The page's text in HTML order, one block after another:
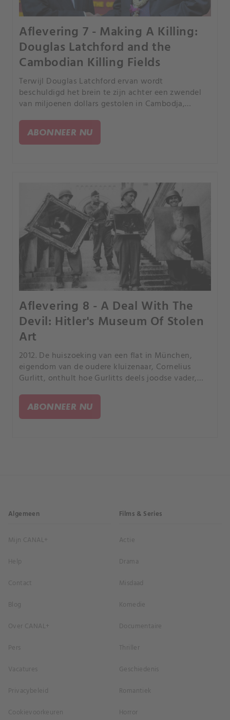
Aflevering 7 - Making A Killing:
Douglas Latchford and the
Cambodian Killing Fields
Terwijl Douglas Latchford ervan wordt
beschuldigd het brein te zijn achter een zwendel
van miljoenen dollars gestolen in Cambodja,
met de grimmige realiteit dat ze in het bezit zijn
van gestolen goederen.
ABONNEER NU
Aflevering 8 - A Deal With The
Devil: Hitler's Museum Of Stolen
Art
2012. De huiszoeking van een flat in München,
eigendom van de oudere kluizenaar, Cornelius
Gurlitt, onthult hoe Gurlitts deels joodse vader,
kunsthandelaar werd voor Adolf Hitler.
ABONNEER NU
Algemeen
Mijn CANAL+
Help
Contact
Blog
Over CANAL+
Pers
Vacatures
Privacybeleid
Cookievoorkeuren
Films & Series
Actie
Drama
Misdaad
Komedie
Documentaire
Thriller
Geschiedenis
Romantiek
Horror